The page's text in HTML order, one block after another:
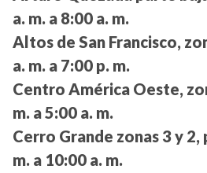
a. m. a 8:00 a. m.
Altos de San Francisco,
a. m. a 7:00 p. m.
Centro América Oeste,
m. a 5:00 a. m.
Cerro Grande zonas 3 y 2,
m. a 10:00 a. m.